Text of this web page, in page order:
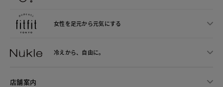
女性を足元から元気にする
冷えから、 自由に。
店舗案内